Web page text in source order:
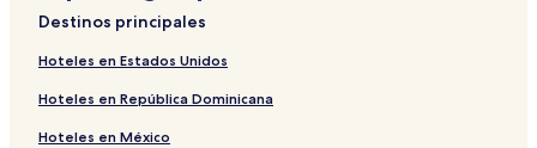
Destinos principales
Hoteles en Estados Unidos
Hoteles en República Dominicana
Hoteles en México